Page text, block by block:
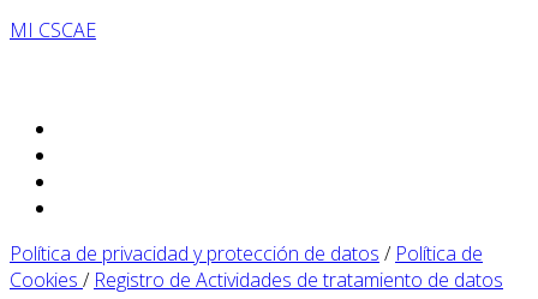
MI CSCAE
Política de privacidad y protección de datos / Política de
Cookies / Registro de Actividades de tratamiento de datos